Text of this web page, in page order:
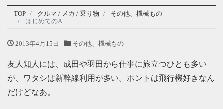
TOP クルマ / メカ / 乗り物
その他、機械もの
はじめてのA
2013年4月15日 その他、機械もの
友人知人には、成田や羽田から仕事に旅立つひとも多い
が、ワタシは新幹線利用が多い。ホントは飛行機好きなん
だけどなあ。